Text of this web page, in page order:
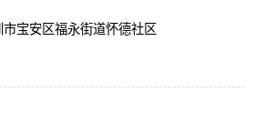
市宝安区福永街道怀德社区